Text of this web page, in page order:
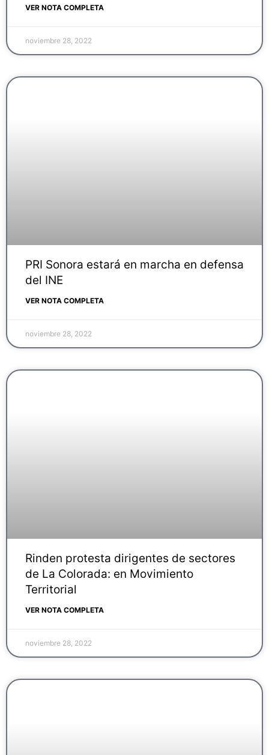
VER NOTA COMPLETA
noviembre 28, 2022
PRI Sonora estará en marcha en defensa
del INE
VER NOTA COMPLETA
noviembre 28, 2022
Rinden protesta dirigentes de sectores
de La Colorada: en Movimiento
Territorial
VER NOTA COMPLETA
noviembre 28, 2022